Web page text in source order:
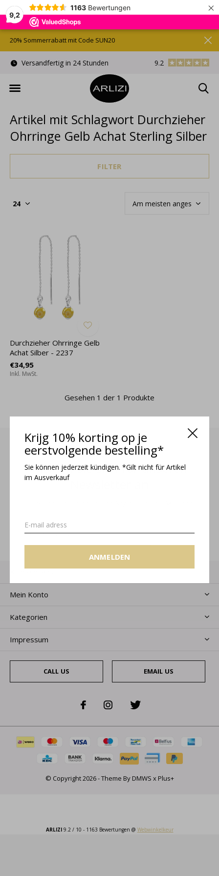
9,2
1163 Bewertungen ×
Krijg 10% korting op je
eerstvolgende bestelling*
Sie können jederzeit kündigen. *Gilt nicht für Artikel
im Ausverkauf
ANMELDEN
Versandfertig in 24 Stunden Kostenlose
9.2
20% Sommerrabatt mit Code SUN20
Artikel mit Schlagwort Durchzieher
Ohrringe Gelb Achat Sterling Silber
FILTER
Durchzieher Ohrringe Gelb
Achat Silber - 2237
€34,95
Inkl. MwSt.
Gesehen 1 der 1 Produkte
Melden Sie sich für unseren
ANMELDEN
Kundendienst
Mein Konto
Kategorien
Impressum
CALL US EMAIL US
© Copyright2026- Theme ByDMWS x Plus+
ARLIZI9.2 / 10 - 1163 Bewertungen @ Webwinkelkeur